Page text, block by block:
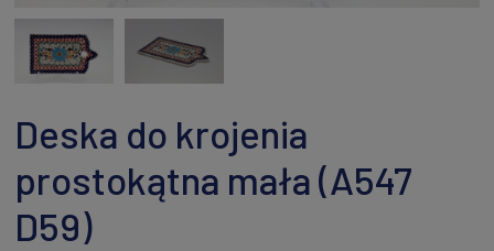
Deska do krojenia
prostokątna mała (A547
D59)